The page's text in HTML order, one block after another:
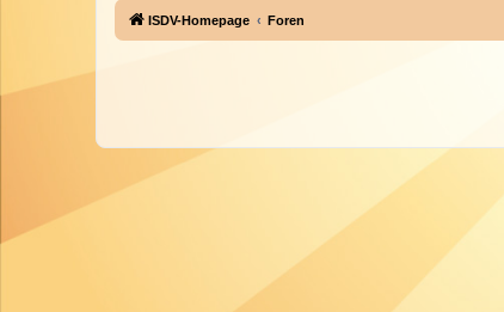
ISDV-Homepage Foren